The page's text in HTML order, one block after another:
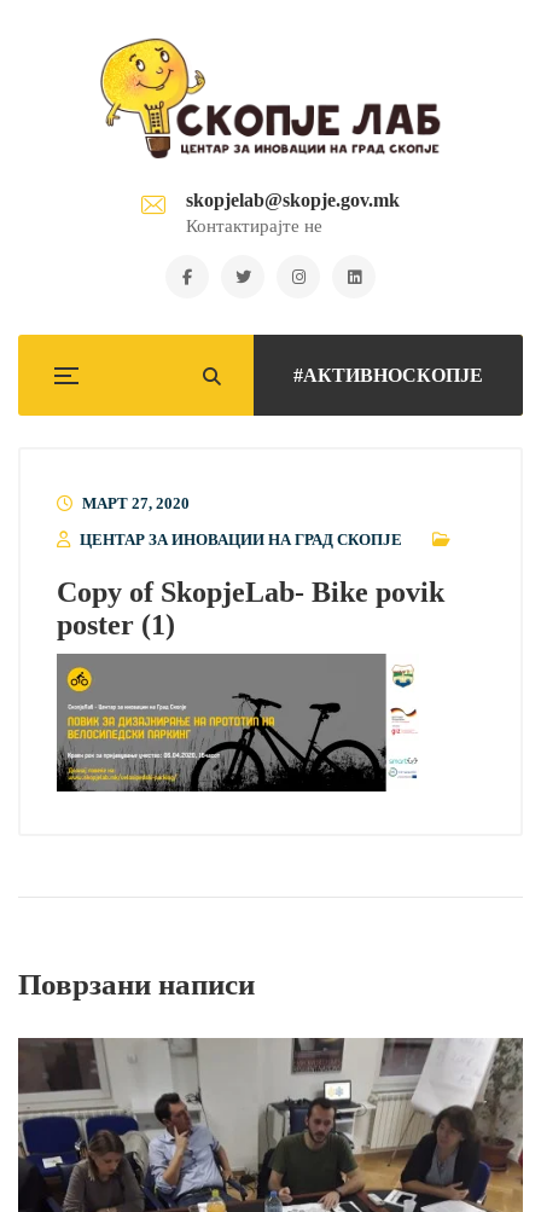
skopjelab@skopje.gov.mk
Контактирајте не
#АКТИВНОСКОПЈЕ
МАРТ 27, 2020
ЦЕНТАР ЗА ИНОВАЦИИ НА ГРАД СКОПЈЕ
Copy of SkopjeLab- Bike povik
poster (1)
Поврзани написи